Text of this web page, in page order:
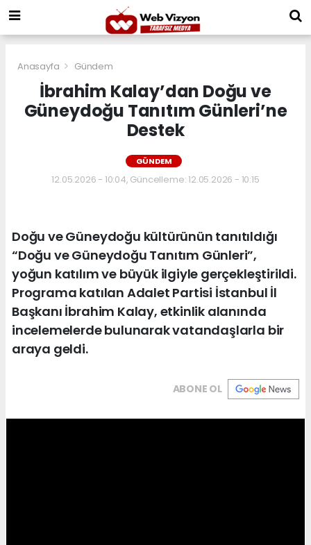
Anasayfa Gündem
İbrahim Kalay’dan Doğu ve
Güneydoğu Tanıtım Günleri’ne
Destek
GÜNDEM
12.05.2026 - 10:04, Güncelleme: 12.05.2026 - 10:15
Doğu ve Güneydoğu kültürünün tanıtıldığı
“Doğu ve Güneydoğu Tanıtım Günleri”,
yoğun katılım ve büyük ilgiyle gerçekleştirildi.
Programa katılan Adalet Partisi İstanbul İl
Başkanı İbrahim Kalay, etkinlik alanında
incelemelerde bulunarak vatandaşlarla bir
araya geldi.
ABONE OL